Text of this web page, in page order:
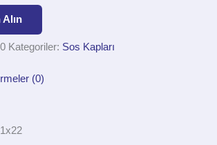
Alın
Kategoriler: Sos Kapları
(0)